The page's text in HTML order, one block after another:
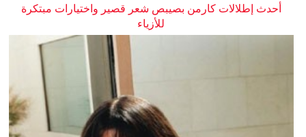
أحدث إطلالات كارمن بصيبص شعر قصير واختيارات مبتكرة
للأزياء